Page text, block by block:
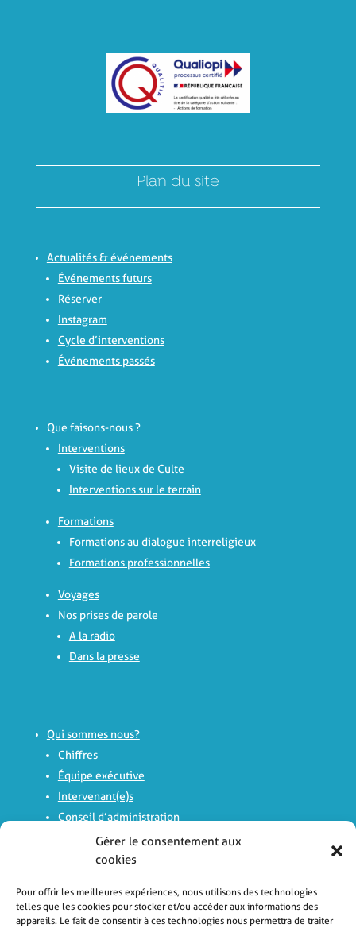
Gérer le consentement aux
cookies
Pour offrir les meilleures expériences, nous utilisons des technologies
telles que les cookies pour stocker et/ou accéder aux informations des
appareils. Le fait de consentir à ces technologies nous permettra de traiter
Plan du site
Actualités & événements
Événements futurs
Réserver
Instagram
Cycle d’interventions
Événements passés
Que faisons-nous ?
Interventions
Visite de lieux de Culte
Interventions sur le terrain
Formations
Formations au dialogue interreligieux
Formations professionnelles
Voyages
Nos prises de parole
A la radio
Dans la presse
Qui sommes nous?
Chiffres
Équipe exécutive
Intervenant(e)s
Conseil d’administration
Comité d’experts
Histoire
Rapports d’activité